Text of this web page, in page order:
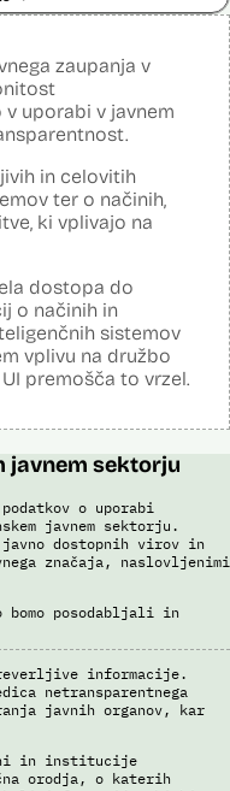
Ne
iskanje biometričnih
(tehnologija
sta integrirana v obstoječo
je namenjen označevanju
fotografij obraza
oseb v Evidenci
rangiran seznam oseb
oseb lahko
v podobnosti dosežejo
osebe mora
opraviti ročno.
fotografiranih oseb
sistema policije
VeriLook
javnega značaja
zaupanja v
uporabi v javnem
in celovitih
ter o načinih,
ki vplivajo na
dostopa do
o načinih in
sistemov
vplivu na družbo
premošča to vrzel.
javnem sektorju
o uporabi
javnem sektorju.
javno dostopnih virov in
značaja, naslovljenimi
bomo posodabljali in
informacije.
netransparentnega
javnih organov, kar
in institucije
orodja, o katerih